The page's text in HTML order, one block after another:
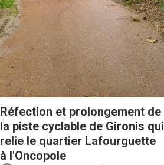
Réfection et prolongement de
la piste cyclable de Gironis qui
relie le quartier Lafourguette
à l'Oncopole